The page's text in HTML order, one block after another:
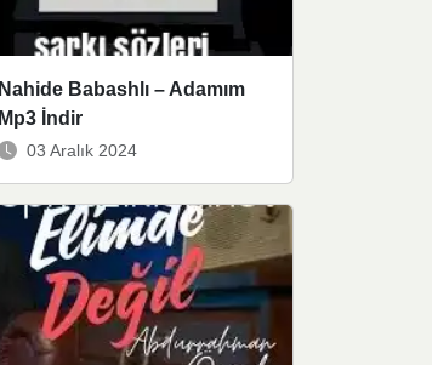
Nahide Babashlı – Adamım
Mp3 İndir
03 Aralık 2024